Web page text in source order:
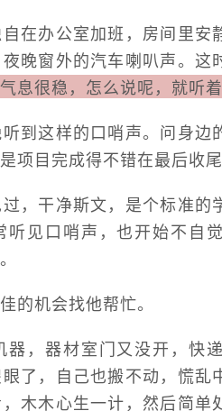
在办公室加班，房间里安
晚窗外的汽车喇叭声。这
息很稳，怎么说呢，就听
到这样的口哨声。问身边
项目完成得不错在最后收
，干净斯文，是个标准的
听见口哨声，也开始不自
的机会找他帮忙。
器，器材室门又没开，快
了，自己也搬不动，慌乱
木木心生一计，然后简单